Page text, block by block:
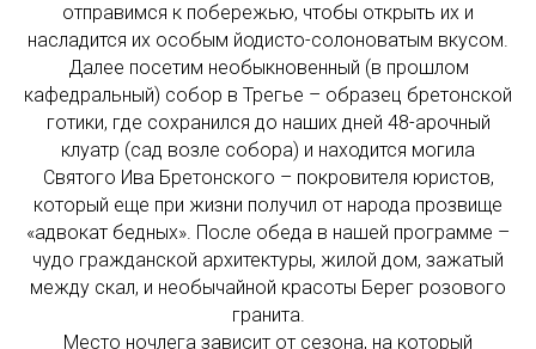
отправимся к побережью, чтобы открыть их и
насладится их особым йодисто-солоноватым вкусом.
Далее посетим необыкновенный (в прошлом
кафедральный) собор в Трегье – образец бретонской
готики, где сохранился до наших дней 48-арочный
клуатр (сад возле собора) и находится могила
Святого Ива Бретонского – покровителя юристов,
который еще при жизни получил от народа прозвище
«адвокат бедных». После обеда в нашей программе –
чудо гражданской архитектуры, жилой дом, зажатый
между скал, и необычайной красоты Берег розового
гранита.
Место ночлега зависит от сезона, на который